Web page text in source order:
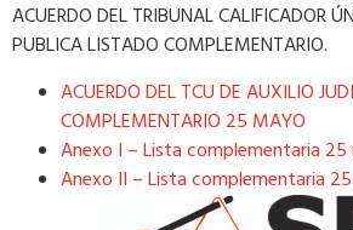
ACUERDO DEL TRIBUNAL CALIFICADOR
PUBLICA LISTADO COMPLEMENTARIO.
ACUERDO DEL TCU DE AUXILIO
COMPLEMENTARIO 25 MAYO
Anexo I – Lista complementaria 25
Anexo II – Lista complementaria